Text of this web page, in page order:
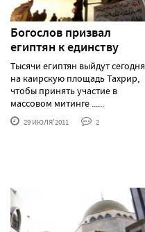
Богослов призвал
египтян к единству
Тысячи египтян выйдут сегодня
на каирскую площадь Тахрир,
чтобы принять участие в
массовом митинге ......
29 ИЮЛЯ'2011 2